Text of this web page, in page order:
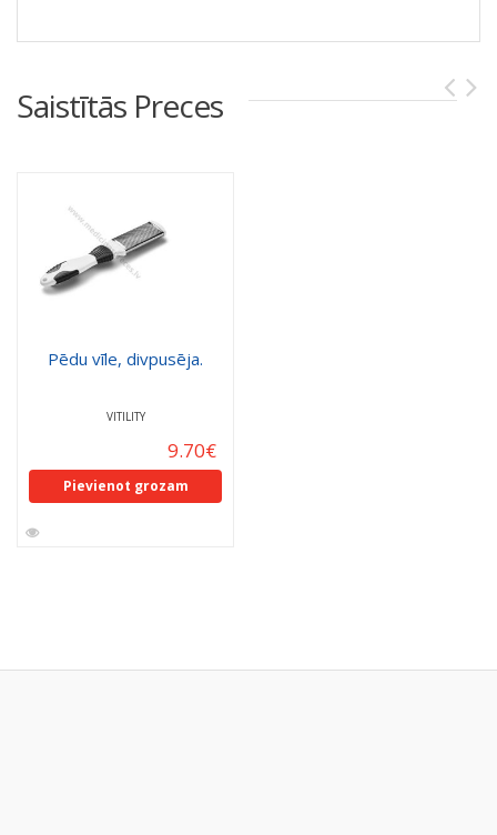
Saistītās Preces
Pēdu vīle, divpusēja.
VITILITY
9.70€
Pievienot grozam